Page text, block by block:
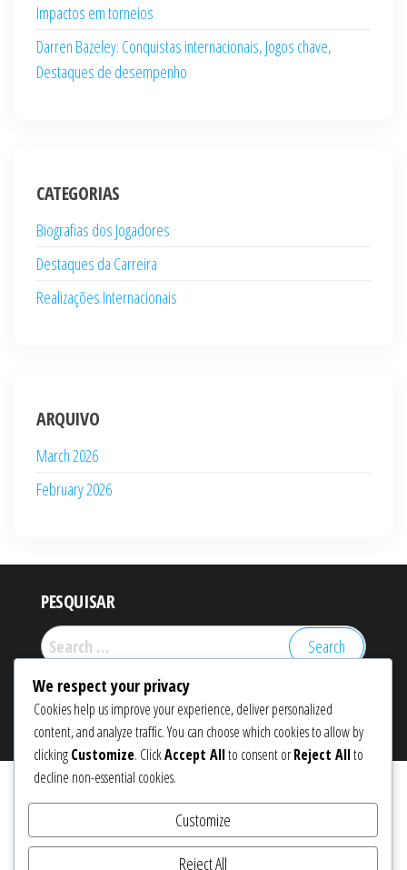
Impactos em torneios
Darren Bazeley: Conquistas internacionais, Jogos chave,
Destaques de desempenho
CATEGORIAS
Biografias dos Jogadores
Destaques da Carreira
Realizações Internacionais
ARQUIVO
March 2026
February 2026
PESQUISAR
Search
for:
Proudly powered byWordPress |Theme:Popularis eCommerce
We respect your privacy
Cookies help us improve your experience, deliver personalized
content, and analyze traffic. You can choose which cookies to allow by
clickingCustomize. ClickAccept Allto consent orReject Allto
decline non-essential cookies.
Customize
Reject All